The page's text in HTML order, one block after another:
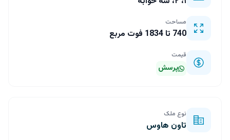
مساحت
740 تا 1834 فوت مربع
قیمت
پرسش
نوع ملک
تاون هاوس